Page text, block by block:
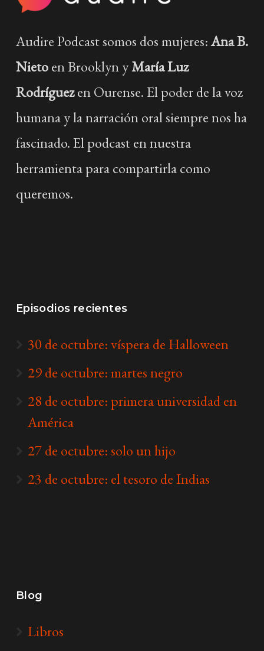
Audire Podcast somos dos mujeres:Ana B.
Nietoen Brooklyn yMaría Luz
Rodríguezen Ourense. El poder de la voz
humana y la narración oral siempre nos ha
fascinado. El podcast en nuestra
herramienta para compartirla como
queremos.
Episodios recientes
30 de octubre: víspera de Halloween
29 de octubre: martes negro
28 de octubre: primera universidad en
América
27 de octubre: solo un hijo
23 de octubre: el tesoro de Indias
Blog
Libros